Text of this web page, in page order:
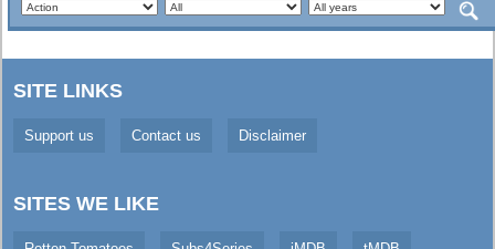
SITE LINKS
Support us Contact us Disclaimer
SITES WE LIKE